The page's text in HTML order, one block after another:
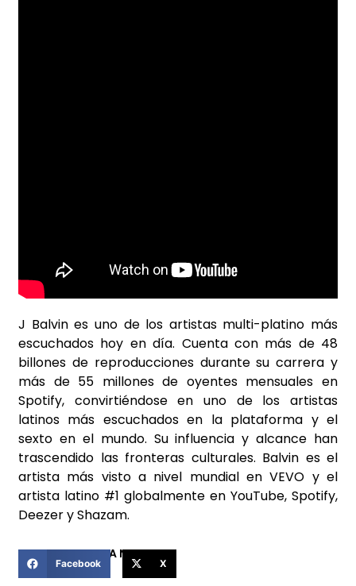
J Balvin es uno de los artistas multi-platino más
escuchados hoy en día. Cuenta con más de 48
billones de reproducciones durante su carrera y
más de 55 millones de oyentes mensuales en
Spotify, convirtiéndose en uno de los artistas
latinos más escuchados en la plataforma y el
sexto en el mundo. Su influencia y alcance han
trascendido las fronteras culturales. Balvin es el
artista más visto a nivel mundial en VEVO y el
artista latino #1 globalmente en YouTube, Spotify,
Deezer y Shazam.
COMPARTIR ESTA NOTICIA
Facebook X